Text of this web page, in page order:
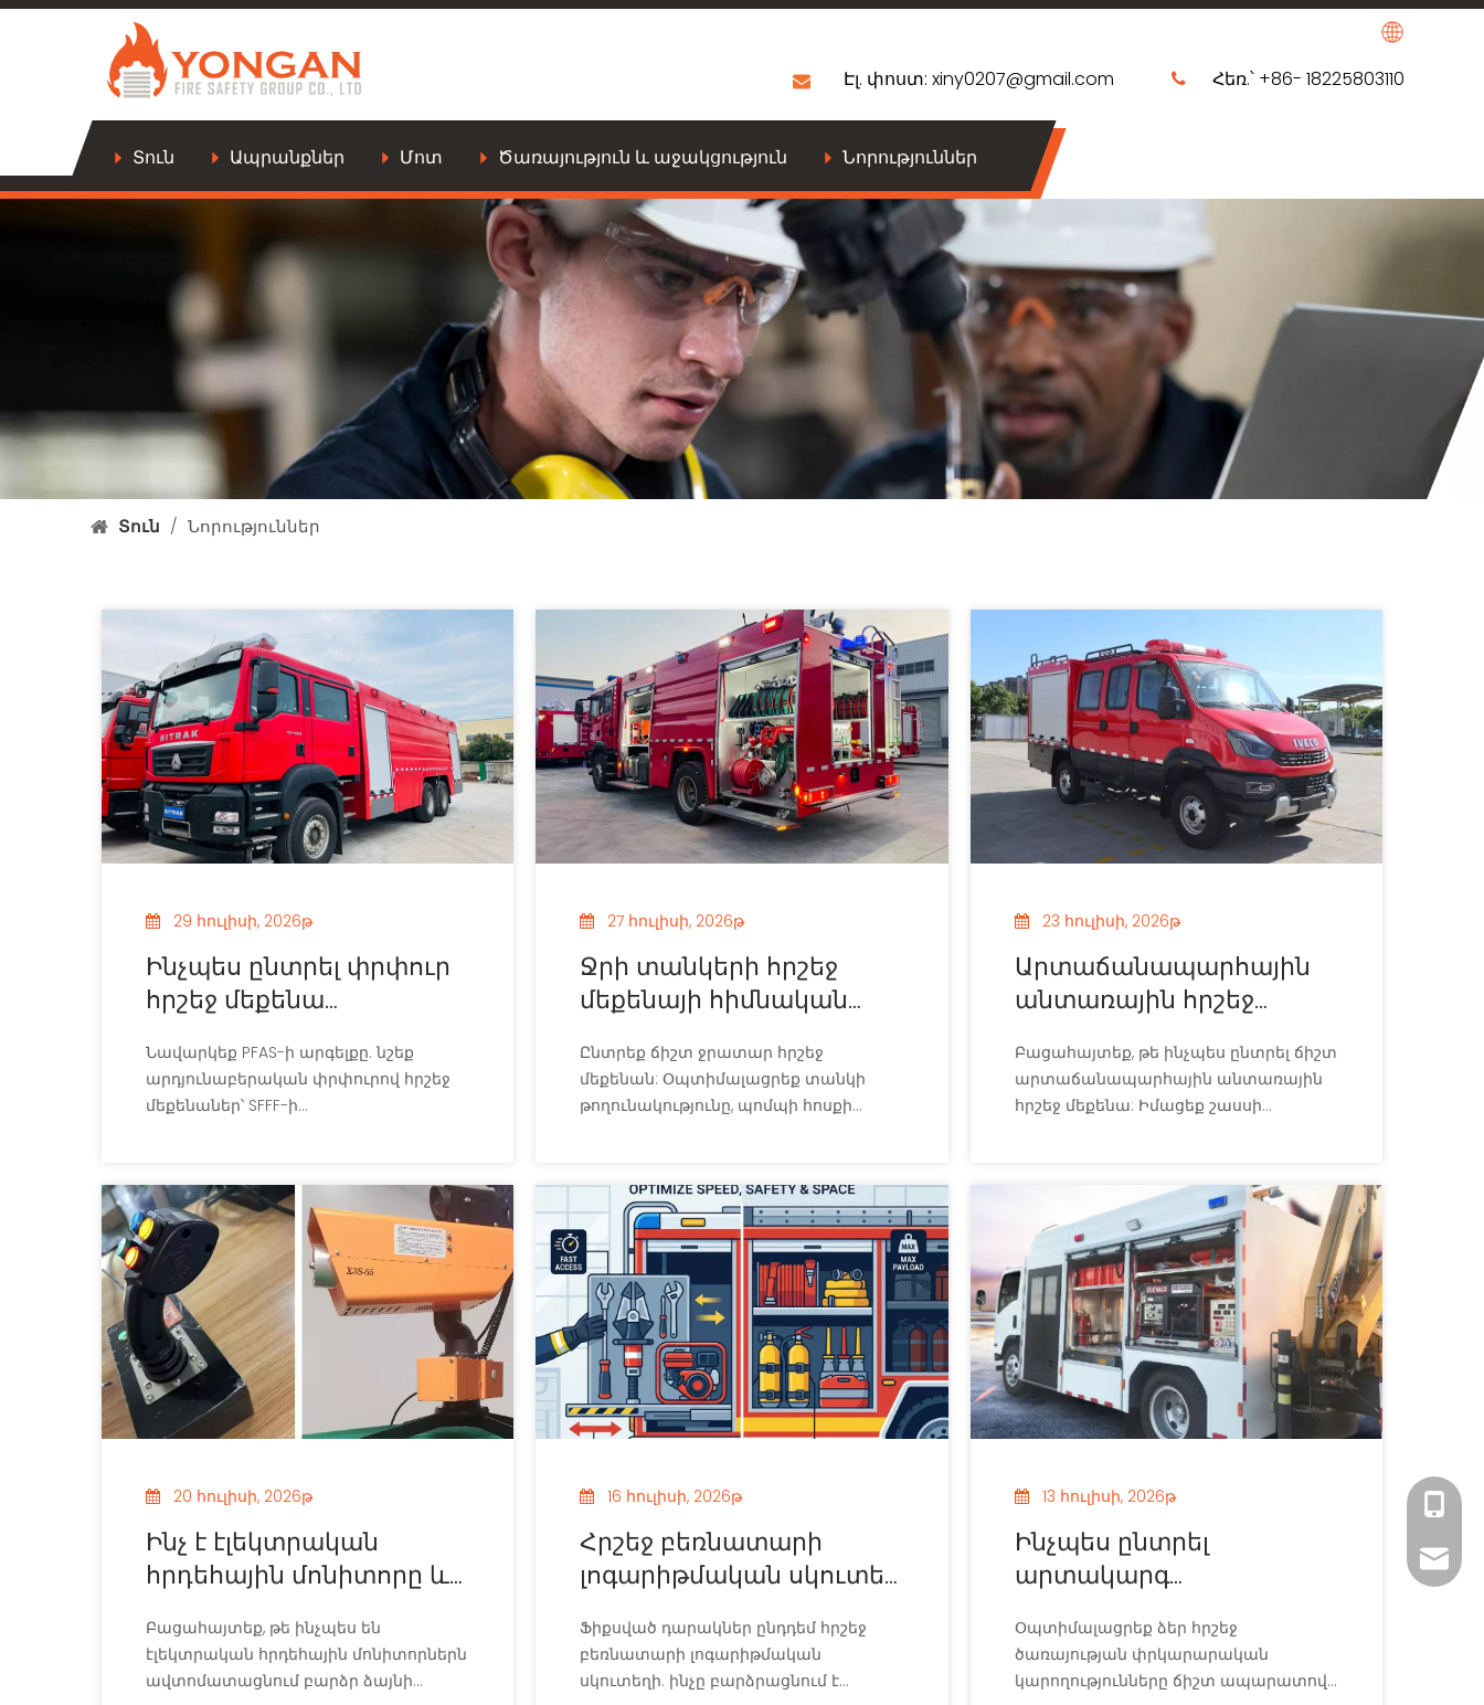
Էլ. փոստ: xiny0207@gmail.com ​​​​​ Հեռ.՝ +86- 18225803110
Տուն Ապրանքներ Մոտ Ծառայություն և աջակցություն Նորություններ
Տուն / Նորություններ
29 հուլիսի, 2026թ
Ինչպես ընտրել փրփուր
հրշեջ մեքենա
հրդեհաշիջման համար
Նավարկեք PFAS-ի արգելքը. նշեք
արդյունաբերական փրփուրով հրշեջ
մեքենաներ՝ SFFF-ի
համամասնությամբ՝ թանկարժեք
խափանումները կանխելու համար:
27 հուլիսի, 2026թ
Ջրի տանկերի հրշեջ
մեքենայի հիմնական
Ընտրեք ճիշտ ջրատար հրշեջ
մեքենան: Օպտիմալացրեք տանկի
թողունակությունը, պոմպի հոսքի
ջրամատակարարման համար:
23 հուլիսի, 2026թ
Արտաճանապարհային
անտառային հրշեջ
առանձնահատկությունները
Բացահայտեք, թե ինչպես ընտրել ճիշտ
արտաճանապարհային անտառային
հրշեջ մեքենա: Իմացեք շասսի
անվտանգության համակարգերի
կարևոր բնութագրերը:
20 հուլիսի, 2026թ
Ինչ է էլեկտրական
հրդեհային մոնիտորը և
աշխատում:
Բացահայտեք, թե ինչպես են
էլեկտրական հրդեհային մոնիտորներն
ավտոմատացնում բարձր ձայնի
16 հուլիսի, 2026թ
Հրշեջ բեռնատարի
լոգարիթմական սկուտեղ
դարակի. որն է ավելի
լավ:
Ֆիքսված դարակներ ընդդեմ հրշեջ
բեռնատարի լոգարիթմական
սկուտեղի. ինչը բարձրացնում է
13 հուլիսի, 2026թ
Ինչպես ընտրել
արտակարգ
փրկարարական հրշեջ
մեքենա հրշեջ
Օպտիմալացրեք ձեր հրշեջ
ծառայության փրկարարական
կարողությունները ճիշտ ապարատով:
+86